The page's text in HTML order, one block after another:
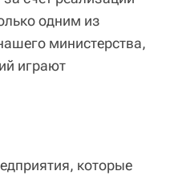
одним из
министерства,
играют
которые